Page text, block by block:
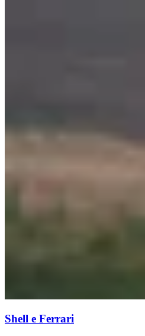
Shell e Ferrari​